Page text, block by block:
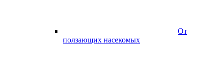
От
ползающих насекомых